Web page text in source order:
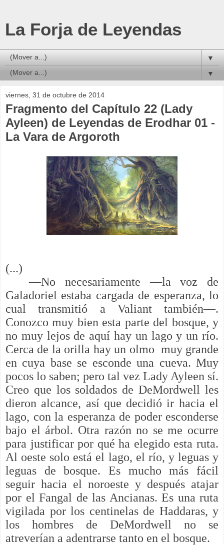
La Forja de Leyendas
▼
▼
viernes, 31 de octubre de 2014
Fragmento del Capítulo 22 (Lady
Ayleen) de Leyendas de Erodhar 01 -
La Vara de Argoroth
(...)
—No necesariamente —la voz de
Galadoriel estaba cargada de esperanza, lo
cual transmitió a Valiant también—.
Conozco muy bien esta parte del bosque, y
no muy lejos de aquí hay un lago y un río.
Cerca de la orilla hay un olmo muy grande
en cuya base se esconde una cueva. Muy
pocos lo saben; pero tal vez Lady Ayleen sí.
Creo que los soldados de DeMordwell les
dieron alcance, así que decidió ir hacia el
lago, con la esperanza de poder esconderse
bajo el árbol. Otra razón no se me ocurre
para justificar por qué ha elegido esta ruta.
Al oeste solo está el lago, el río, y leguas y
leguas de bosque. Es mucho más fácil
seguir hacia el noroeste y después atajar
por el Fangal de las Ancianas. Es una ruta
vigilada por los centinelas de Haddaras, y
los hombres de DeMordwell no se
atreverían a adentrarse tanto en el bosque.